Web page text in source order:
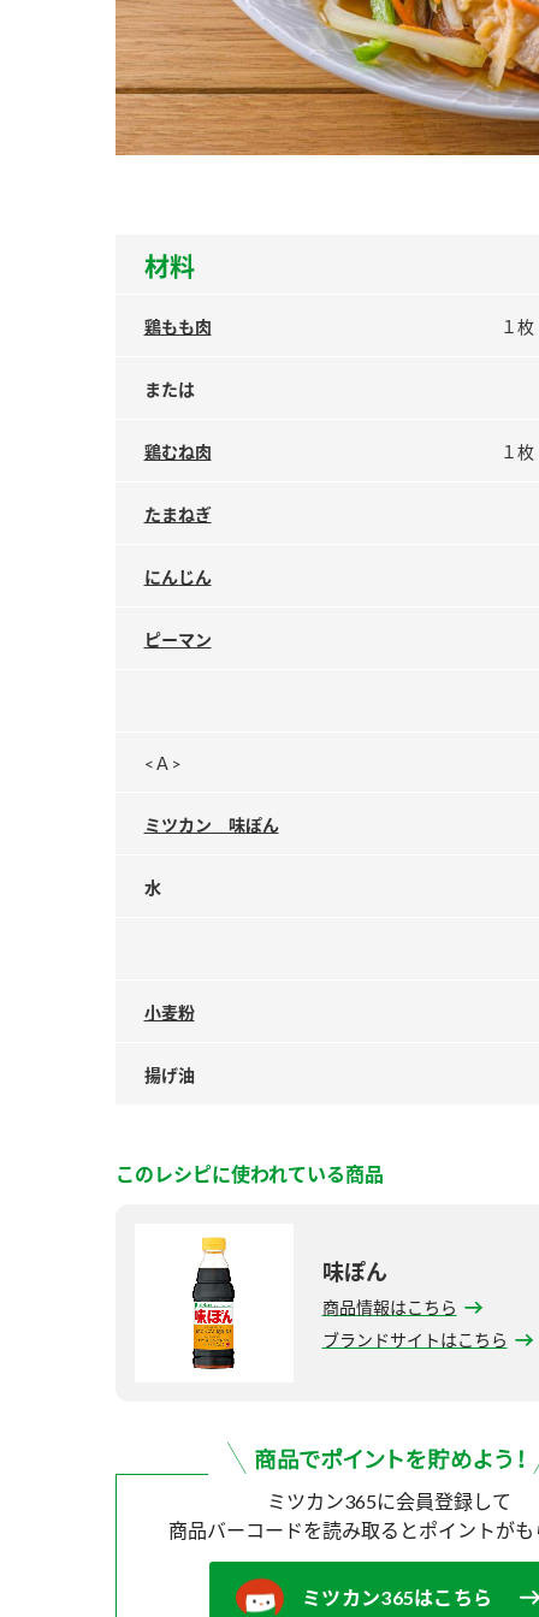
材料
鶏もも肉 １
または
鶏むね肉 １
たまねぎ
にんじん
ピーマン
<Ａ>
ミツカン 味ぽん
水
小麦粉
揚げ油
このレシピに使われている商品
味ぽん
商品情報はこちら
ブランドサイトはこちら
ミツカン365に会員登録して
商品バーコードを読み取ると ポイントが
ミツカン365はこちら